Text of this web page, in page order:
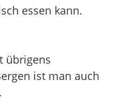
essen kann.
übrigens
ist man auch
.